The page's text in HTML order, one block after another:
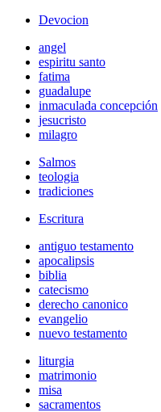
Devocion
angel
espiritu santo
fatima
guadalupe
inmaculada concepción
jesucristo
milagro
Salmos
teologia
tradiciones
Escritura
antiguo testamento
apocalipsis
biblia
catecismo
derecho canonico
evangelio
nuevo testamento
liturgia
matrimonio
misa
sacramentos